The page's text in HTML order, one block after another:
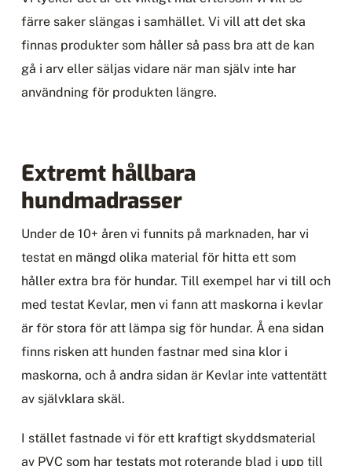
färre saker slängas i samhället. Vi vill att det ska
finnas produkter som håller så pass bra att de kan
gå i arv eller säljas vidare när man själv inte har
användning för produkten längre.
Extremt hållbara
hundmadrasser
Under de 10+ åren vi funnits på marknaden, har vi
testat en mängd olika material för hitta ett som
håller extra bra för hundar. Till exempel har vi till och
med testat Kevlar, men vi fann att maskorna i kevlar
är för stora för att lämpa sig för hundar. Å ena sidan
finns risken att hunden fastnar med sina klor i
maskorna, och å andra sidan är Kevlar inte vattentätt
av självklara skäl.
I stället fastnade vi för ett kraftigt skyddsmaterial
av PVC som har testats mot roterande blad i upp till